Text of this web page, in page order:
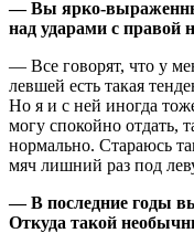
— Вы ярко-
над ударами с правой
— Все говорят, что у
левшей есть такая
Но я и с ней иногда
могу спокойно отдать,
нормально. Стараюсь
мяч лишний раз под
­— В последние годы
Откуда такой